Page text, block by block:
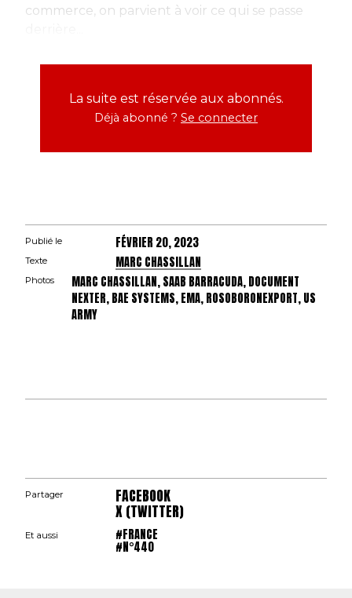
commerce, on parvient à voir ce qui se passe
La suite est réservée aux abonnés.
Déjà abonné ? Se connecter
Publié le FÉVRIER 20, 2023
Texte MARC CHASSILLAN
Photos
MARC CHASSILLAN, SAAB BARRACUDA, DOCUMENT
NEXTER, BAE SYSTEMS, EMA, ROSOBORONEXPORT, US
ARMY
Partager FACEBOOK
X (TWITTER)
Et aussi #FRANCE
#N°440